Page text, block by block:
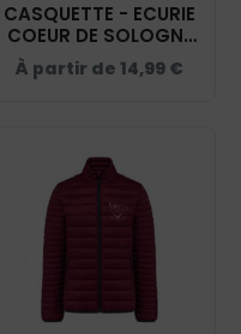
CASQUETTE - ECURIE
COEUR DE SOLOGNE
- BURGUNDY - BF015
À partir de 14,99 €